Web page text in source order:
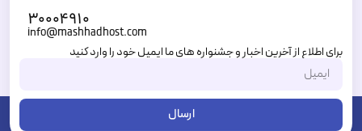
۳۰۰۰۴۹۱۰
info@mashhadhost.com
برای اطلاع از آخرین اخبار و جشنواره های ما ایمیل خود را وارد کنید
ارسال